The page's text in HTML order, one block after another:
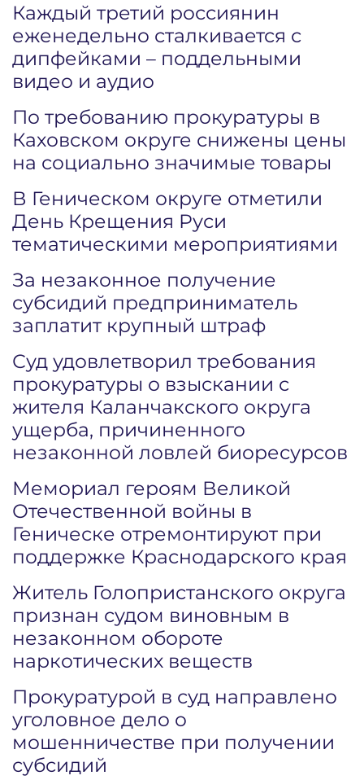
Каждый третий россиянин
еженедельно сталкивается с
дипфейками – поддельными
видео и аудио
По требованию прокуратуры в
Каховском округе снижены цены
на социально значимые товары
В Геническом округе отметили
День Крещения Руси
тематическими мероприятиями
За незаконное получение
субсидий предприниматель
заплатит крупный штраф
Суд удовлетворил требования
прокуратуры о взыскании с
жителя Каланчакского округа
ущерба, причиненного
незаконной ловлей биоресурсов
Мемориал героям Великой
Отечественной войны в
Геническе отремонтируют при
поддержке Краснодарского края
Житель Голопристанского округа
признан судом виновным в
незаконном обороте
наркотических веществ
Прокуратурой в суд направлено
уголовное дело о
мошенничестве при получении
субсидий